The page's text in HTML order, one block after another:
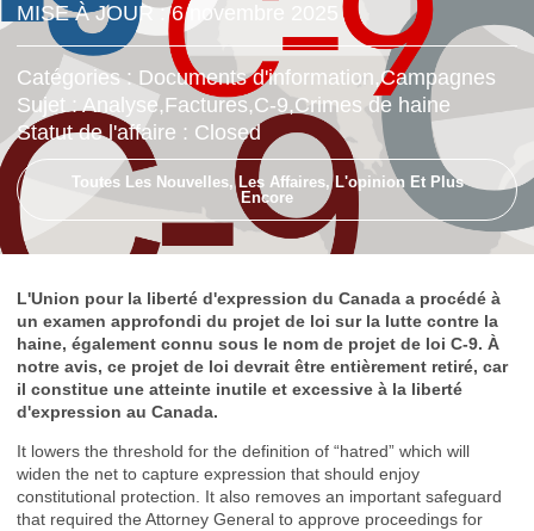
MISE À JOUR : 6 novembre 2025
Catégories : Documents d'information,Campagnes
Sujet :Analyse,Factures,C-9,Crimes de haine
Statut de l'affaire : Closed
Toutes Les Nouvelles, Les Affaires, L'opinion Et Plus
Encore
L'Union pour la liberté d'expression du Canada a procédé à
un examen approfondi du projet de loi sur la lutte contre la
haine, également connu sous le nom de projet de loi C-9. À
notre avis, ce projet de loi devrait être entièrement retiré, car
il constitue une atteinte inutile et excessive à la liberté
d'expression au Canada.
It lowers the threshold for the definition of “hatred” which will
widen the net to capture expression that should enjoy
constitutional protection. It also removes an important safeguard
that required the Attorney General to approve proceedings for